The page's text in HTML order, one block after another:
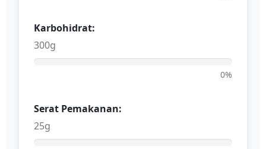
Karbohidrat:
300g
0%
Serat Pemakanan:
25g